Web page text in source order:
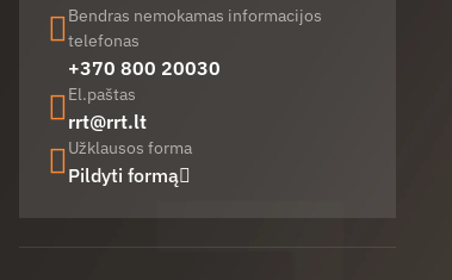
Bendras nemokamas informacijos
telefonas
+370 800 20030
El.paštas
rrt@rrt.lt
Užklausos forma
Pildyti formą